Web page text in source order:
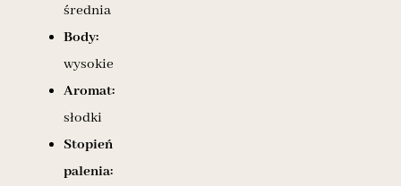
średnia
Body:
wysokie
Aromat:
słodki
Stopień
palenia: